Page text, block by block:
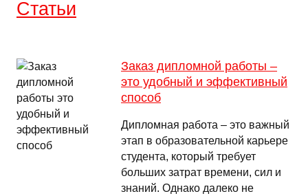
Cтатьи
Заказ дипломной работы –
это удобный и эффективный
способ
Дипломная работа – это важный
этап в образовательной карьере
студента, который требует
больших затрат времени, сил и
знаний. Однако далеко не